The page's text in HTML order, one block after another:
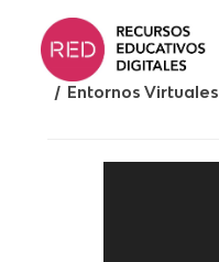
Saltar
contenido.
/ Entornos Virtuales